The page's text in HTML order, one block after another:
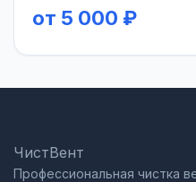
от 5 000 ₽
ЧистВент
Профессиональная чистка